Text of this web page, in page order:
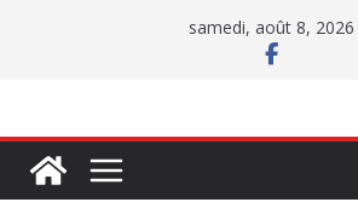
samedi, août 8, 2026